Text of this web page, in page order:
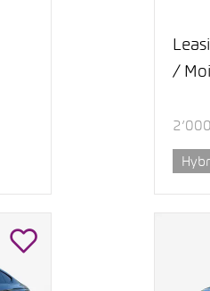
/